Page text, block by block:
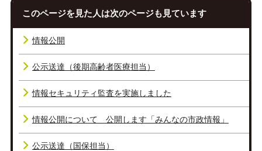
このページを見た人は次のページも見ています
情報公開
公示送達（後期高齢者医療担当）
情報セキュリティ監査を実施しました
情報公開について 公開します「みんなの市政情報」
公示送達（国保担当）